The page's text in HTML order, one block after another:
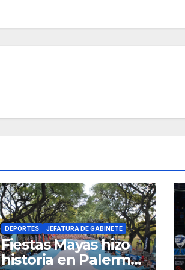
DEPORTES JEFATURA DE GABINETE
Fiestas Mayas hizo
historia en Palermo